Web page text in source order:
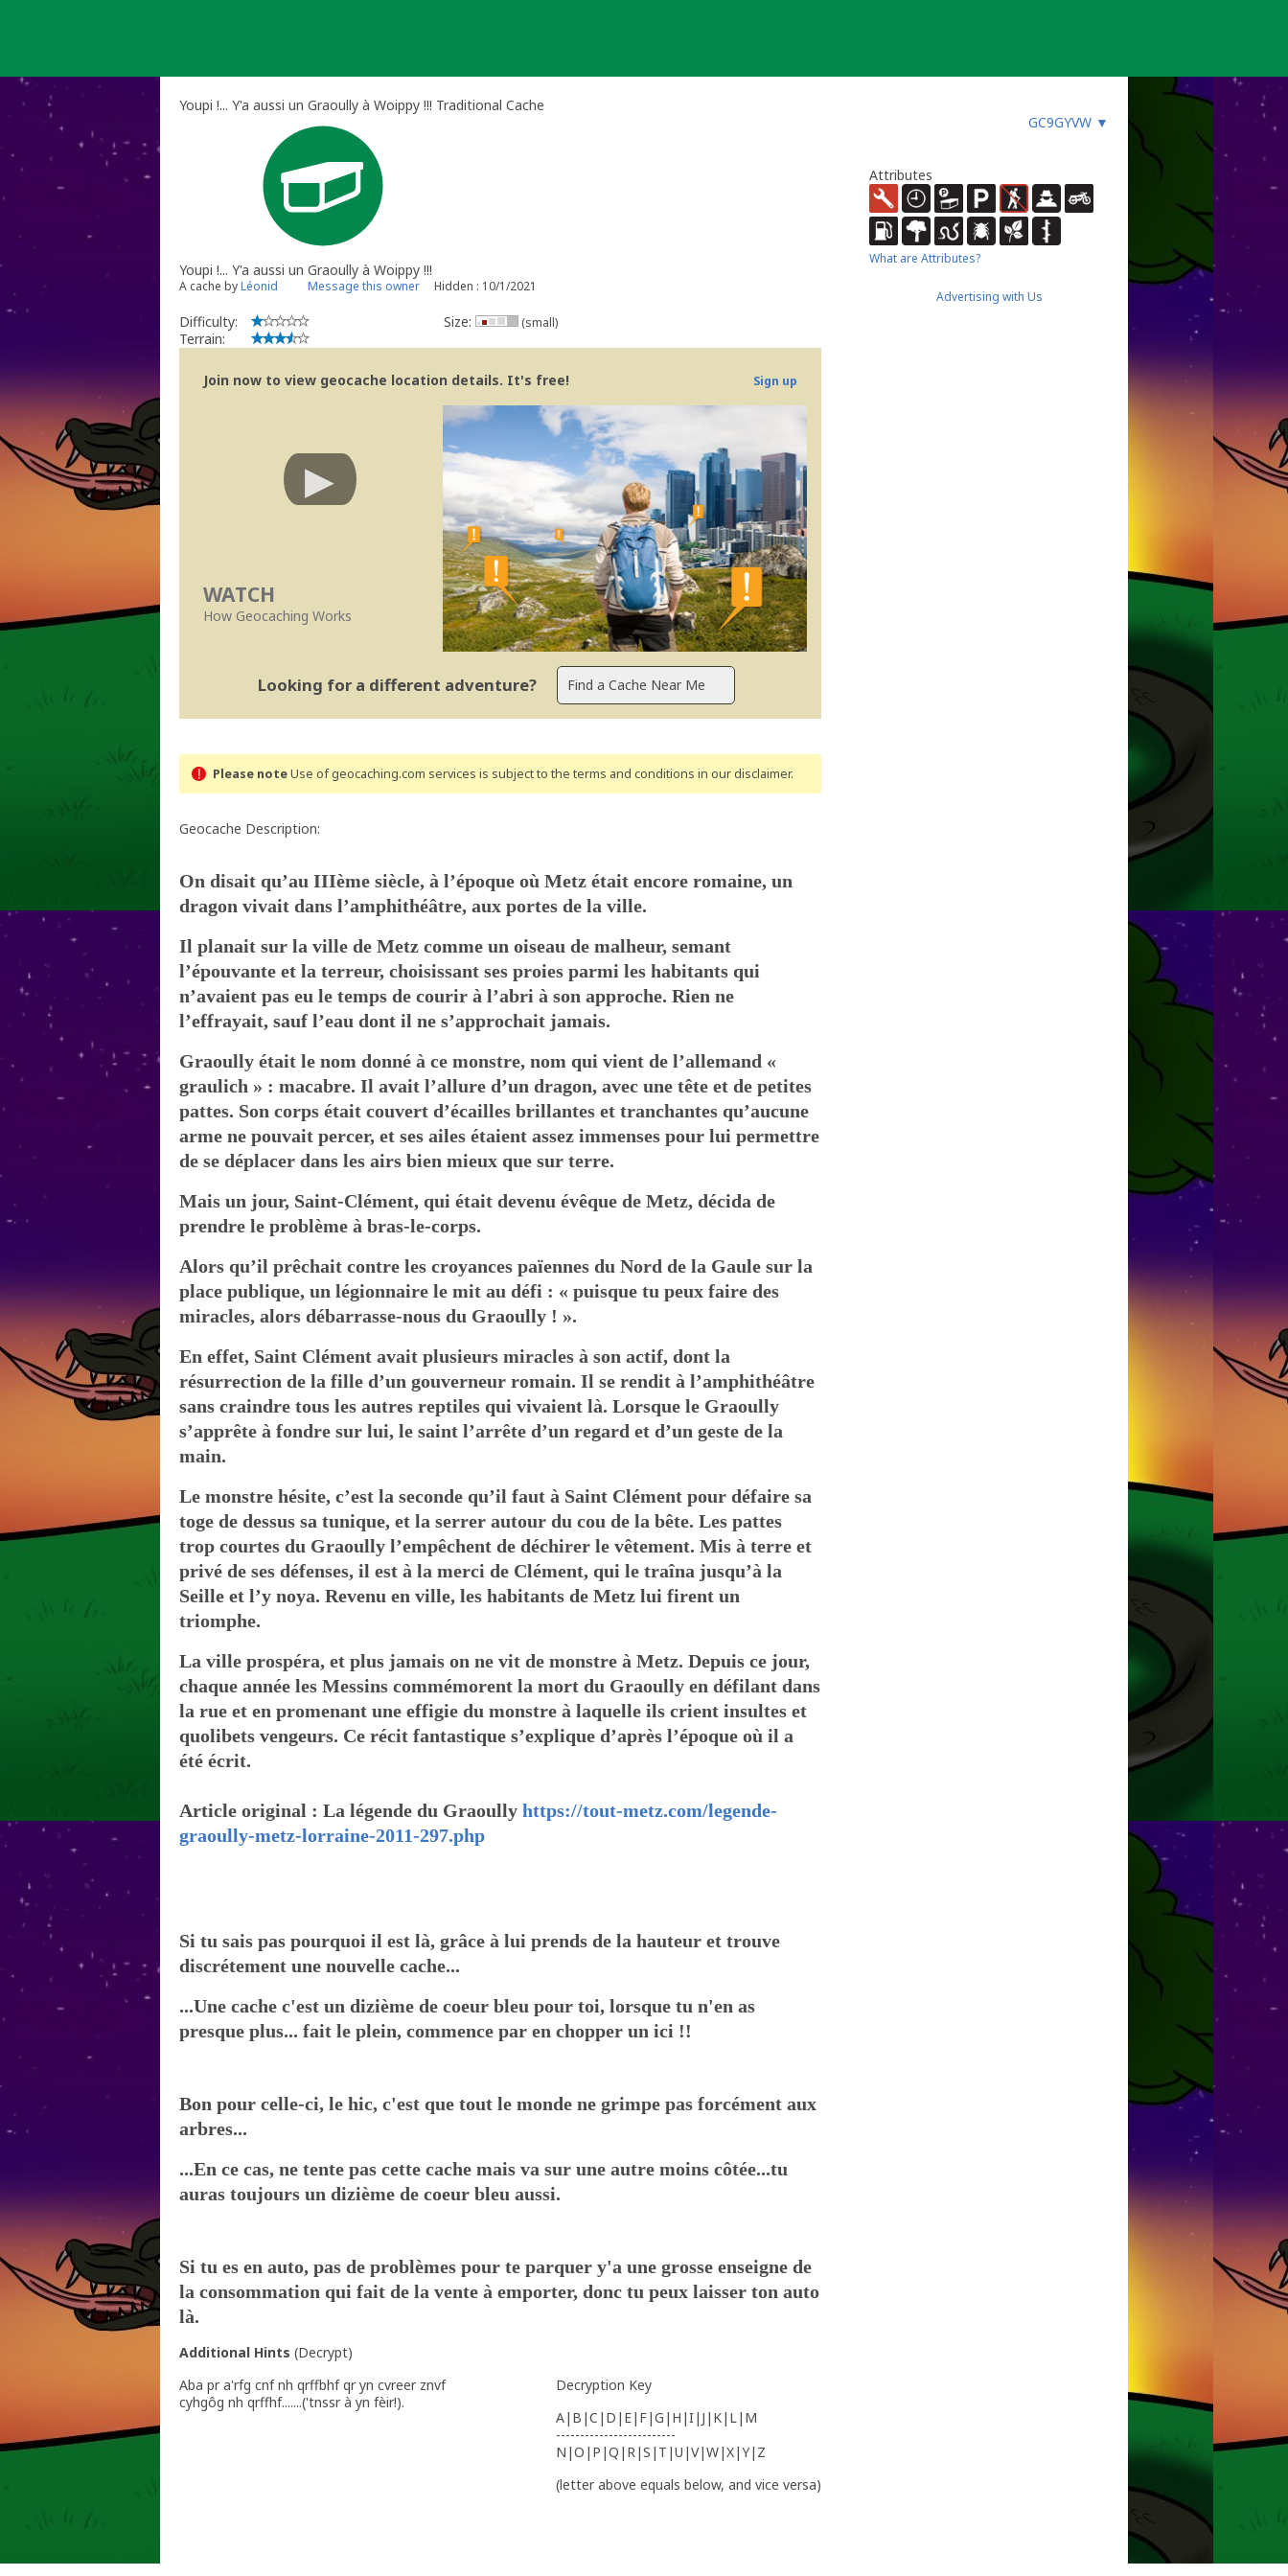
Youpi !... Y'a aussi un Graoully à Woippy !!! Traditional Cache
GC9GYVW ▼
Youpi !... Y'a aussi un Graoully à Woippy !!!
A cache byLéonid Message this owner Hidden : 10/1/2021
Difficulty:
Terrain:
Size: (small)
Join now to view geocache location details. It's free! Sign up
WATCH
How Geocaching Works
Looking for a different adventure?
Please noteUse of geocaching.com services is subject to the terms and conditions in our disclaimer.
Geocache Description:
On disait qu’au IIIème siècle, à l’époque où Metz était encore romaine, un
dragon vivait dans l’amphithéâtre, aux portes de la ville.
Il planait sur la ville de Metz comme un oiseau de malheur, semant
l’épouvante et la terreur, choisissant ses proies parmi les habitants qui
n’avaient pas eu le temps de courir à l’abri à son approche. Rien ne
l’effrayait, sauf l’eau dont il ne s’approchait jamais.
Graoully était le nom donné à ce monstre, nom qui vient de l’allemand «
graulich » : macabre. Il avait l’allure d’un dragon, avec une tête et de petites
pattes. Son corps était couvert d’écailles brillantes et tranchantes qu’aucune
arme ne pouvait percer, et ses ailes étaient assez immenses pour lui permettre
de se déplacer dans les airs bien mieux que sur terre.
Mais un jour, Saint-Clément, qui était devenu évêque de Metz, décida de
prendre le problème à bras-le-corps.
Alors qu’il prêchait contre les croyances païennes du Nord de la Gaule sur la
place publique, un légionnaire le mit au défi : « puisque tu peux faire des
miracles, alors débarrasse-nous du Graoully ! ».
En effet, Saint Clément avait plusieurs miracles à son actif, dont la
résurrection de la fille d’un gouverneur romain. Il se rendit à l’amphithéâtre
sans craindre tous les autres reptiles qui vivaient là. Lorsque le Graoully
s’apprête à fondre sur lui, le saint l’arrête d’un regard et d’un geste de la
main.
Le monstre hésite, c’est la seconde qu’il faut à Saint Clément pour défaire sa
toge de dessus sa tunique, et la serrer autour du cou de la bête. Les pattes
trop courtes du Graoully l’empêchent de déchirer le vêtement. Mis à terre et
privé de ses défenses, il est à la merci de Clément, qui le traîna jusqu’à la
Seille et l’y noya. Revenu en ville, les habitants de Metz lui firent un
triomphe.
La ville prospéra, et plus jamais on ne vit de monstre à Metz. Depuis ce jour,
chaque année les Messins commémorent la mort du Graoully en défilant dans
la rue et en promenant une effigie du monstre à laquelle ils crient insultes et
quolibets vengeurs. Ce récit fantastique s’explique d’après l’époque où il a
été écrit.
Article original : La légende du Graoully https://tout-metz.com/legende-
graoully-metz-lorraine-2011-297.php
Si tu sais pas pourquoi il est là, grâce à lui prends de la hauteur et trouve
discrétement une nouvelle cache...
...Une cache c'est un dizième de coeur bleu pour toi, lorsque tu n'en as
presque plus... fait le plein, commence par en chopper un ici !!
Bon pour celle-ci, le hic, c'est que tout le monde ne grimpe pas forcément aux
arbres...
...En ce cas, ne tente pas cette cache mais va sur une autre moins côtée...tu
auras toujours un dizième de coeur bleu aussi.
Si tu es en auto, pas de problèmes pour te parquer y'a une grosse enseigne de
la consommation qui fait de la vente à emporter, donc tu peux laisser ton auto
là.
Additional Hints (Decrypt)
Aba pr a'rfg cnf nh qrffbhf qr yn cvreer znvf
cyhgôg nh qrffhf.......('tnssr à yn fèir!).
Decryption Key
A|B|C|D|E|F|G|H|I|J|K|L|M
-------------------------
N|O|P|Q|R|S|T|U|V|W|X|Y|Z
(letter above equals below, and vice versa)
Attributes
What are Attributes?
Advertising with Us